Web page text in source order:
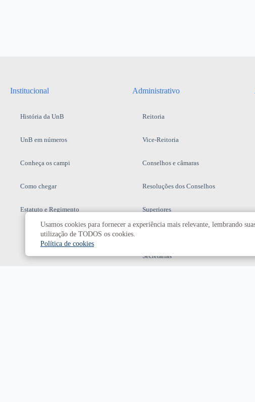
Institucional
História da UnB
UnB em números
Conheça os campi
Como chegar
Estatuto e Regimento
Administrativo
Reitoria
Vice-Reitoria
Conselhos e câmaras
Resoluções dos Conselhos
Superiores
Secretarias
Usamos cookies para fornecer a experiência mais relevante, lembrando
utilização de TODOS os cookies.
Política de cookies